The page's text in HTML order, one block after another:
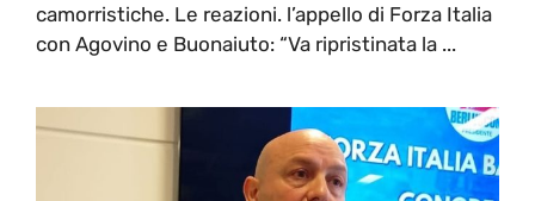
camorristiche. Le reazioni. l’appello di Forza Italia
con Agovino e Buonaiuto: “Va ripristinata la ...